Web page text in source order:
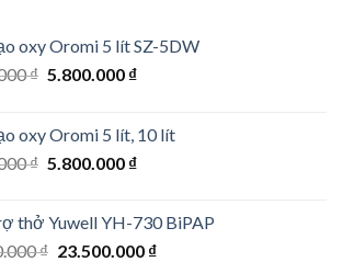
oxy Oromi 5 lít SZ-5DW
₫ Original
6.500.000 ₫.
5.800.000 ₫Current
5.800.000 ₫.
oxy Oromi 5 lít, 10 lít
₫ Original
6.500.000 ₫.
5.800.000 ₫Current
5.800.000 ₫.
thở Yuwell YH-730 BiPAP
₫ Original
23.500.000 ₫Current